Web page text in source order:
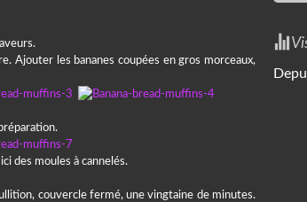
Ajouter les bananes coupées en gros morceaux,
des moules à cannelés.
couvercle fermé, une vingtaine de minutes.